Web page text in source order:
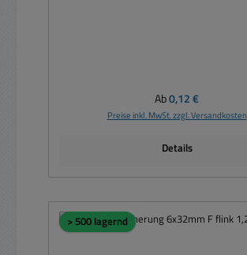
Regulärer Preis:
Ab0,12 €
Preise inkl. MwSt. zzgl. Versandkosten
Details
> 500 lagernd